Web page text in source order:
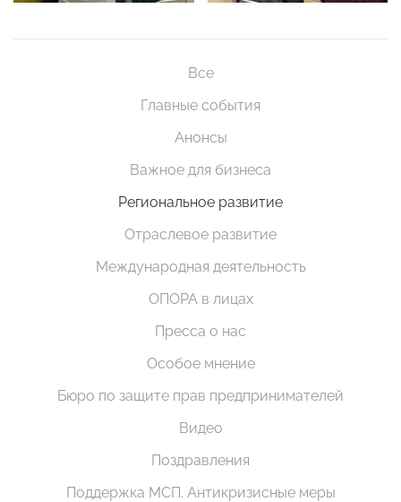
Все
Главные события
Анонсы
Важное для бизнеса
Региональное развитие
Отраслевое развитие
Международная деятельность
ОПОРА в лицах
Пресса о нас
Особое мнение
Бюро по защите прав предпринимателей
Видео
Поздравления
Поддержка МСП. Антикризисные меры